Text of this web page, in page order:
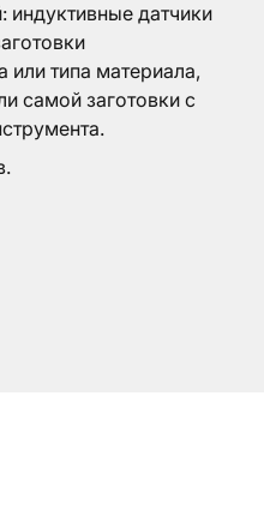
индуктивные датчики
типа материала,
самой заготовки с